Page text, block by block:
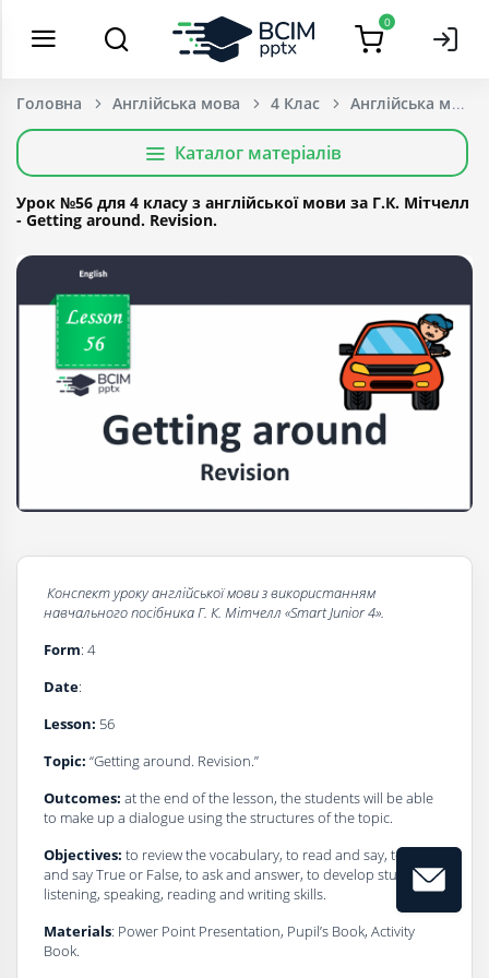
0
Головна Англійська мова 4 Клас
Каталог матеріалів
Урок №56 для 4 класу з англійської мови за Г.К. Мітчелл
- Getting around. Revision.
Конспектурокуaнглійськоїмовизвикористанням
навчальногопосібникаГ. К. Мітчелл «Smart Junior 4».
Form: 4
Date:
Lesson: 56
Topic: “Getting around. Revision.”
Outcomes: at the end of the lesson, the students will be able
to make up a dialogue using the structures of the topic.
Objectives: to review the vocabulary, to read and say, to listen
and say True or False, to ask and answer, to develop students`
listening, speaking, reading and writing skills.
Materials: Power Point Presentation, Pupil’s Book, Activity
Book.